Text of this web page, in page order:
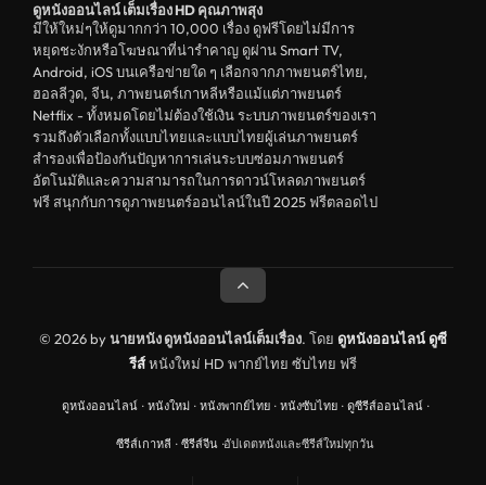
ดูหนังออนไลน์ เต็มเรื่อง HD คุณภาพสุง
มีให้ใหม่ๆให้ดูมากกว่า 10,000 เรื่อง ดูฟรีโดยไม่มีการ
หยุดชะงักหรือโฆษณาที่น่ารำคาญ ดูผ่าน Smart TV,
Android, iOS บนเครือข่ายใด ๆ เลือกจากภาพยนตร์ไทย,
ฮอลลีวูด, จีน, ภาพยนตร์เกาหลีหรือแม้แต่ภาพยนตร์
Netflix - ทั้งหมดโดยไม่ต้องใช้เงิน ระบบภาพยนตร์ของเรา
รวมถึงตัวเลือกทั้งแบบไทยและแบบไทยผู้เล่นภาพยนตร์
สำรองเพื่อป้องกันปัญหาการเล่นระบบซ่อมภาพยนตร์
อัตโนมัติและความสามารถในการดาวน์โหลดภาพยนตร์
ฟรี สนุกกับการดูภาพยนตร์ออนไลน์ในปี 2025 ฟรีตลอดไป
© 2026 byนายหนัง ดูหนังออนไลน์เต็มเรื่อง. โดย ดูหนังออนไลน์ ดูซี
รีส์หนังใหม่ HD พากย์ไทย ซับไทย ฟรี
ดูหนังออนไลน์ · หนังใหม่ · หนังพากย์ไทย · หนังซับไทย · ดูซีรีส์ออนไลน์ ·
ซีรีส์เกาหลี · ซีรีส์จีน ·อัปเดตหนังและซีรีส์ใหม่ทุกวัน